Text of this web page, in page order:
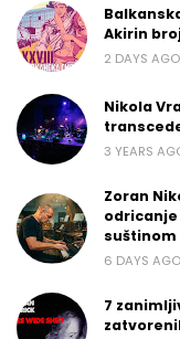
Akirin
2 DAYS AGO
Nikola
3 YEARS
Zoran
odricanje
suštinom
6 DAYS AGO
7